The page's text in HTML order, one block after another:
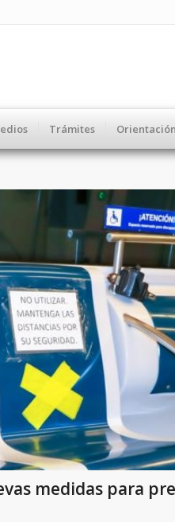
Trámites Orientación
medidas para